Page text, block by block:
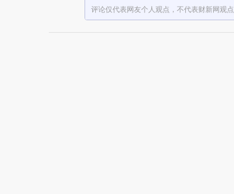
评论仅代表网友个人观点，不代表财新网观点